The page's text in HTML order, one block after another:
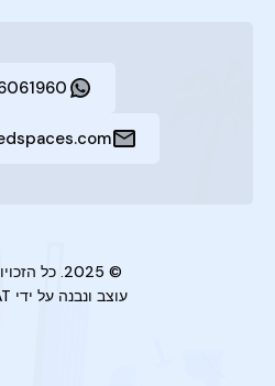
© 2025. כל הזכויות שמורות
עוצב ונבנה על ידי